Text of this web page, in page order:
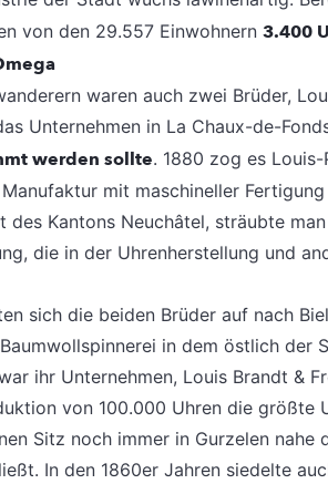
von den 29.557 Einwohnern 3.400
waren auch zwei Brüder,
Unternehmen in La Chaux-de-
werden sollte. 1880 zog es
mit maschineller
des Kantons Neuchâtel, sträubte
die in der Uhrenherstellung und
sich die beiden Brüder auf nach
in dem östlich der
ihr Unternehmen, Louis Brandt &
von 100.000 Uhren die größte
Sitz noch immer in Gurzelen nahe
In den 1860er Jahren siedelte